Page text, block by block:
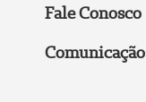
Fale Conosco
Comunicação